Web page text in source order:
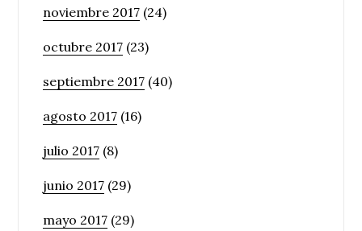
noviembre 2017 (24)
octubre 2017 (23)
septiembre 2017 (40)
agosto 2017 (16)
julio 2017 (8)
junio 2017 (29)
mayo 2017 (29)